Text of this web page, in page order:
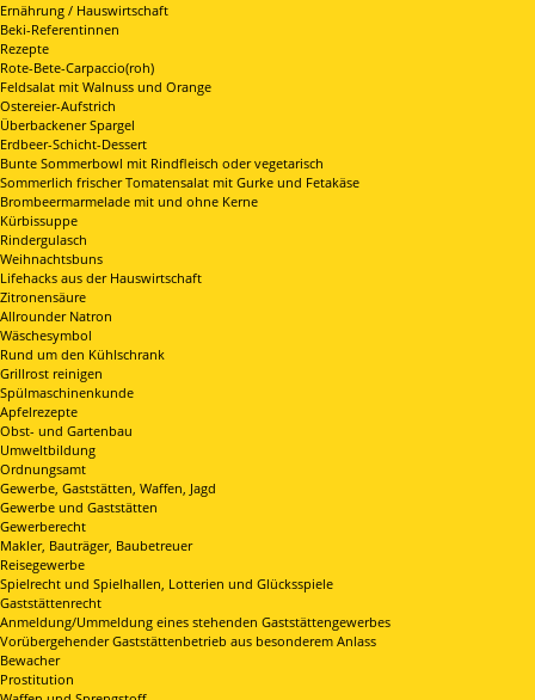
Ernährung / Hauswirtschaft
Beki-Referentinnen
Rezepte
Rote-Bete-Carpaccio(roh)
Feldsalat mit Walnuss und Orange
Ostereier-Aufstrich
Überbackener Spargel
Erdbeer-Schicht-Dessert
Bunte Sommerbowl mit Rindfleisch oder vegetarisch
Sommerlich frischer Tomatensalat mit Gurke und Fetakäse
Brombeermarmelade mit und ohne Kerne
Kürbissuppe
Rindergulasch
Weihnachtsbuns
Lifehacks aus der Hauswirtschaft
Zitronensäure
Allrounder Natron
Wäschesymbol
Rund um den Kühlschrank
Grillrost reinigen
Spülmaschinenkunde
Apfelrezepte
Obst- und Gartenbau
Umweltbildung
Ordnungsamt
Gewerbe, Gaststätten, Waffen, Jagd
Gewerbe und Gaststätten
Gewerberecht
Makler, Bauträger, Baubetreuer
Reisegewerbe
Spielrecht und Spielhallen, Lotterien und Glücksspiele
Gaststättenrecht
Anmeldung/Ummeldung eines stehenden Gaststättengewerbes
Vorübergehender Gaststättenbetrieb aus besonderem Anlass
Bewacher
Prostitution